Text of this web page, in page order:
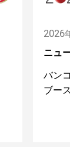
2026
ニュ
バン
ブー